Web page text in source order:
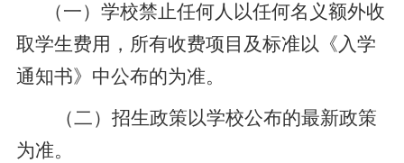
（一）学校禁止任何人以任何名义额外收
取学生费用，所有收费项目及标准以《入学
通知书》中公布的为准。
（二）招生政策以学校公布的最新政策
为准。